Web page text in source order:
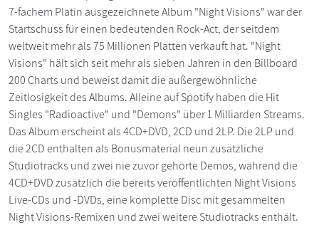
7-fachem Platin ausgezeichnete Album "Night Visions" war der
Startschuss für einen bedeutenden Rock-Act, der seitdem
weltweit mehr als 75 Millionen Platten verkauft hat. "Night
Visions" hält sich seit mehr als sieben Jahren in den Billboard
200 Charts und beweist damit die außergewöhnliche
Zeitlosigkeit des Albums. Alleine auf Spotify haben die Hit
Singles "Radioactive" und "Demons" über 1 Milliarden Streams.
Das Album erscheint als 4CD+DVD, 2CD und 2LP. Die 2LP und
die 2CD enthalten als Bonusmaterial neun zusätzliche
Studiotracks und zwei nie zuvor gehörte Demos, während die
4CD+DVD zusätzlich die bereits veröffentlichten Night Visions
Live-CDs und -DVDs, eine komplette Disc mit gesammelten
Night Visions-Remixen und zwei weitere Studiotracks enthält.